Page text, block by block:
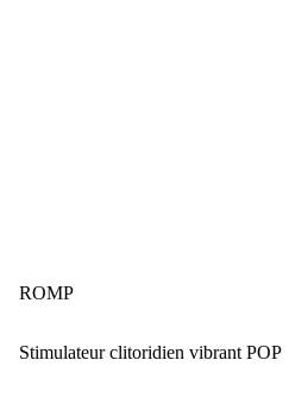
ROMP
Stimulateur clitoridien vibrant POP